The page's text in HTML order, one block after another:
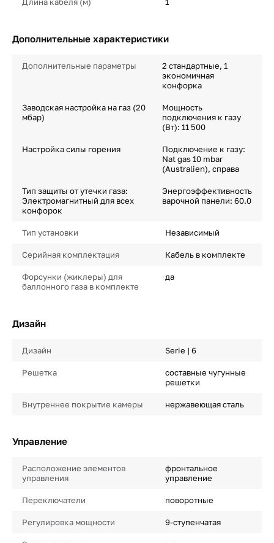
Дополнительные характеристики
Дополнительные параметры
2 стандартные, 1
экономичная
конфорка
Заводская настройка на газ (20
мбар)
Мощность
подключения к газу
(Вт): 11 500
Настройка силы горения
Подключение к газу:
Nat gas 10 mbar
(Australien), справа
Тип защиты от утечки газа:
Электромагнитный для всех
конфорок
Энергоэффективность
варочной панели: 60.0
Тип установки Независимый
Серийная комплектация Кабель в комплекте
Форсунки (жиклеры) для
баллонного газа в комплекте
да
Дизайн
Дизайн Serie | 6
Решетка
составные чугунные
решетки
Внутреннее покрытие камеры нержавеющая сталь
Управление
Расположение элементов
управления
фронтальное
управление
Переключатели поворотные
Регулировка мощности 9-ступенчатая